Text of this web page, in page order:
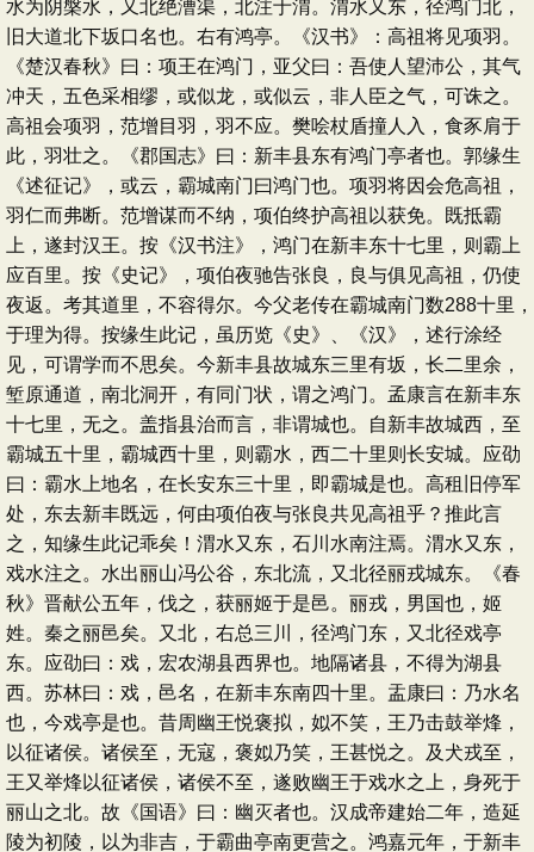
水为阴槃水，又北绝漕渠，北注于渭。渭水又东，径鸿门北，
旧大道北下坂口名也。右有鸿亭。《汉书》：高祖将见项羽。
《楚汉春秋》曰：项王在鸿门，亚父曰：吾使人望沛公，其气
冲天，五色采相缪，或似龙，或似云，非人臣之气，可诛之。
高祖会项羽，范增目羽，羽不应。樊哙杖盾撞人入，食豕肩于
此，羽壮之。《郡国志》曰：新丰县东有鸿门亭者也。郭缘生
《述征记》，或云，霸城南门曰鸿门也。项羽将因会危高祖，
羽仁而弗断。范增谋而不纳，项伯终护高祖以获免。既抵霸
上，遂封汉王。按《汉书注》，鸿门在新丰东十七里，则霸上
应百里。按《史记》，项伯夜驰告张良，良与俱见高祖，仍使
夜返。考其道里，不容得尔。今父老传在霸城南门数288十里，
于理为得。按缘生此记，虽历览《史》、《汉》，述行涂经
见，可谓学而不思矣。今新丰县故城东三里有坂，长二里余，
堑原通道，南北洞开，有同门状，谓之鸿门。孟康言在新丰东
十七里，无之。盖指县治而言，非谓城也。自新丰故城西，至
霸城五十里，霸城西十里，则霸水，西二十里则长安城。应劭
曰：霸水上地名，在长安东三十里，即霸城是也。高租旧停军
处，东去新丰既远，何由项伯夜与张良共见高祖乎？推此言
之，知缘生此记乖矣！渭水又东，石川水南注焉。渭水又东，
戏水注之。水出丽山冯公谷，东北流，又北径丽戎城东。《春
秋》晋献公五年，伐之，获丽姬于是邑。丽戎，男国也，姬
姓。秦之丽邑矣。又北，右总三川，径鸿门东，又北径戏亭
东。应劭曰：戏，宏农湖县西界也。地隔诸县，不得为湖县
西。苏林曰：戏，邑名，在新丰东南四十里。盂康曰：乃水名
也，今戏亭是也。昔周幽王悦褒拟，姒不笑，王乃击鼓举烽，
以征诸侯。诸侯至，无寇，褒姒乃笑，王甚悦之。及犬戎至，
王又举烽以征诸侯，诸侯不至，遂败幽王于戏水之上，身死于
丽山之北。故《国语》曰：幽灭者也。汉成帝建始二年，造延
陵为初陵，以为非吉，于霸曲亭南更营之。鸿嘉元年，于新丰